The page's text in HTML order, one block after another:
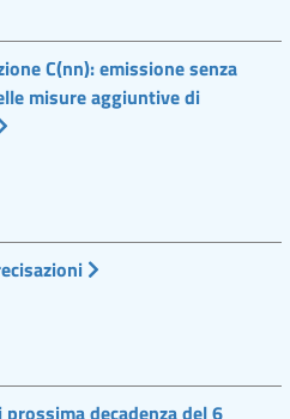
C(nn): emissione senza
misure aggiuntive di